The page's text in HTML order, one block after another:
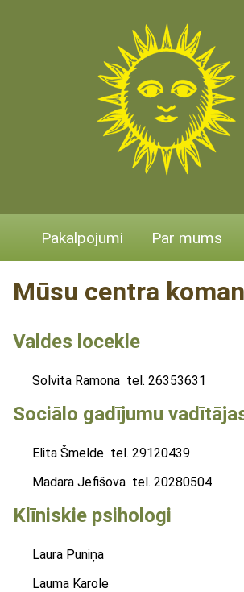
Pakalpojumi Par mums
Mūsu centra
Valdes locekle
Solvita Ramona tel. 26353631
Sociālo gadījumu
Elita Šmelde tel. 29120439
Madara Jefišova tel. 20280504
Klīniskie psihologi
Laura Puniņa
Lauma Karole